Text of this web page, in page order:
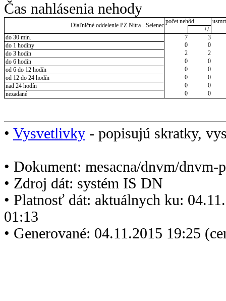
Čas nahlásenia nehody
Diaľničné oddelenie PZ Nitra - Selenec
počet nehôd
+/-
do 30 min.
7
3
do 1 hodiny
0
0
do 3 hodín
2
2
do 6 hodín
0
0
od 6 do 12 hodín
0
0
od 12 do 24 hodín
0
0
nad 24 hodín
0
0
nezadané
0 0
• Vysvetlivky - popisujú skratky,
• Dokument: mesacna/dnvm/dnvm-
• Zdroj dát: systém IS DN
• Platnosť dát: aktuálnych ku:
01:13
• Generované: 04.11.2015 19:25